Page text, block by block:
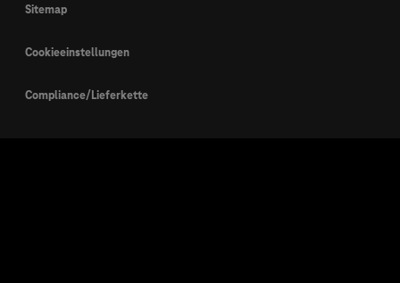
Sitemap
Cookieeinstellungen
Compliance/Lieferkette